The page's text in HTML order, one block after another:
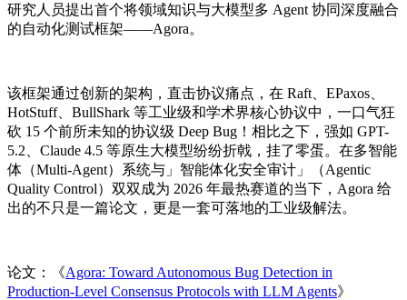
研究人员提出首个将领域知识与大模型多 Agent 协同深度融合
的自动化测试框架——Agora。
该框架通过创新的架构，直击协议痛点，在 Raft、EPaxos、
HotStuff、BullShark 等工业级和学术界核心协议中，一口气狂
砍 15 个前所未知的协议级 Deep Bug！相比之下，强如 GPT-
5.2、Claude 4.5 等原生大模型纷纷折戟，挂了零蛋。在多智能
体（Multi-Agent）系统与」智能体化安全审计」（Agentic
Quality Control）双双成为 2026 年最热赛道的当下，Agora 给
出的不只是一篇论文，更是一套可落地的工业级解法。
论文：《Agora: Toward Autonomous Bug Detection in
Production-Level Consensus Protocols with LLM Agents》